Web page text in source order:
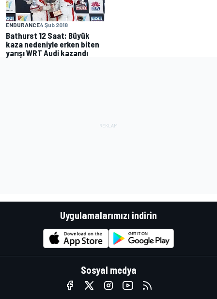
ENDURANCE4 Şub 2018
Bathurst 12 Saat: Büyük
kaza nedeniyle erken biten
yarışı WRT Audi kazandı
Uygulamalarımızı indirin
Sosyal medya